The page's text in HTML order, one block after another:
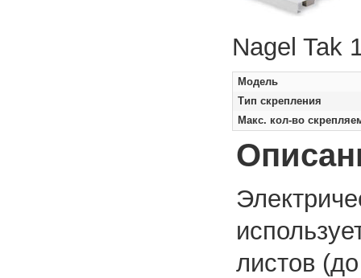
Nagel Tak
Модель
Тип скрепления
Макс. кол-во
листов